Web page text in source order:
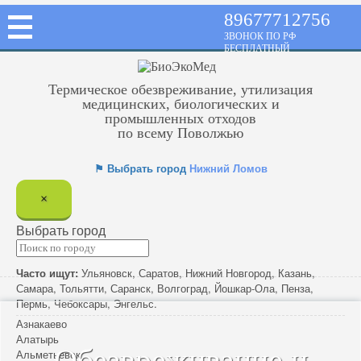
⚑ Выбрать город Нижний Ломов
×
Выбрать город
Часто ищут: Ульяновск,Саратов,Нижний Новгород,Казань,
Самара, Тольятти, Саранск, Волгоград, Йошкар-Ола, Пенза,
Пермь,Чебоксары,Энгельс.
Азнакаево
Алатырь
Альметьевск
Термическое обезвреживание, утилизация
медицинских, биологических и
промышленных отходов
по всему Поволжью
89677712756
ЗВОНОК ПО РФ
БЕСПЛАТНЫЙ